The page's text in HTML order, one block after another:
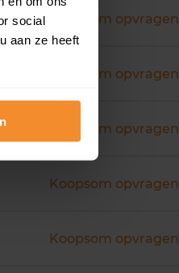
social
aan ze heeft
Koopsom opvragen
Koopsom opvragen
Koopsom opvragen
Koopsom opvragen
Koopsom opvragen